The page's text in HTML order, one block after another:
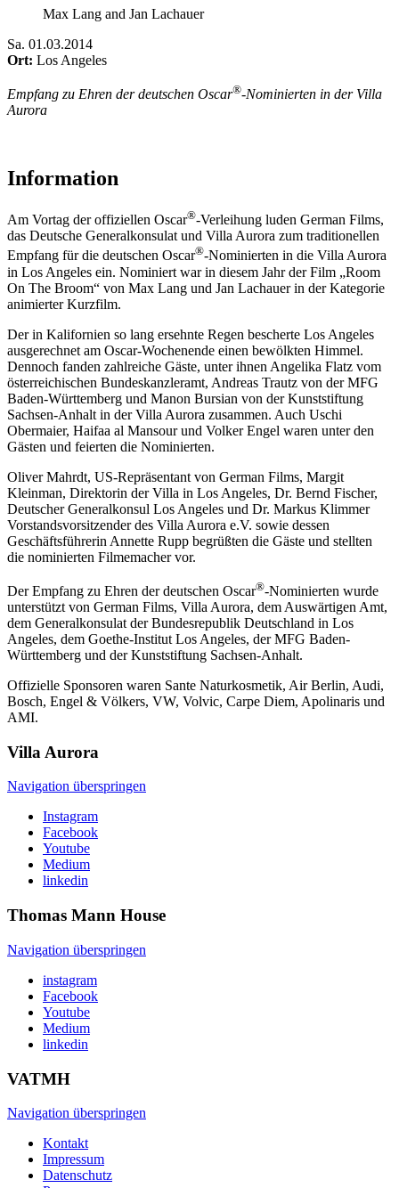
Max Lang and Jan Lachauer
Sa. 01.03.2014
Ort: Los Angeles
Empfang zu Ehren der deutschen Oscar®-Nominierten in der Villa
Aurora
Information
Am Vortag der offiziellen Oscar®-Verleihung luden German Films,
das Deutsche Generalkonsulat und Villa Aurora zum traditionellen
Empfang für die deutschen Oscar®-Nominierten in die Villa Aurora
in Los Angeles ein. Nominiert war in diesem Jahr der Film „Room
On The Broom“ von Max Lang und Jan Lachauer in der Kategorie
animierter Kurzfilm.
Der in Kalifornien so lang ersehnte Regen bescherte Los Angeles
ausgerechnet am Oscar-Wochenende einen bewölkten Himmel.
Dennoch fanden zahlreiche Gäste, unter ihnen Angelika Flatz vom
österreichischen Bundeskanzleramt, Andreas Trautz von der MFG
Baden-Württemberg und Manon Bursian von der Kunststiftung
Sachsen-Anhalt in der Villa Aurora zusammen. Auch Uschi
Obermaier, Haifaa al Mansour und Volker Engel waren unter den
Gästen und feierten die Nominierten.
Oliver Mahrdt, US-Repräsentant von German Films, Margit
Kleinman, Direktorin der Villa in Los Angeles, Dr. Bernd Fischer,
Deutscher Generalkonsul Los Angeles und Dr. Markus Klimmer
Vorstandsvorsitzender des Villa Aurora e.V. sowie dessen
Geschäftsführerin Annette Rupp begrüßten die Gäste und stellten
die nominierten Filmemacher vor.
Der Empfang zu Ehren der deutschen Oscar®-Nominierten wurde
unterstützt von German Films, Villa Aurora, dem Auswärtigen Amt,
dem Generalkonsulat der Bundesrepublik Deutschland in Los
Angeles, dem Goethe-Institut Los Angeles, der MFG Baden-
Württemberg und der Kunststiftung Sachsen-Anhalt.
Offizielle Sponsoren waren Sante Naturkosmetik, Air Berlin, Audi,
Bosch, Engel & Völkers, VW, Volvic, Carpe Diem, Apolinaris und
AMI.
Villa Aurora
Navigation überspringen
Instagram
Facebook
Youtube
Medium
linkedin
Thomas Mann House
Navigation überspringen
instagram
Facebook
Youtube
Medium
linkedin
VATMH
Navigation überspringen
Kontakt
Impressum
Datenschutz